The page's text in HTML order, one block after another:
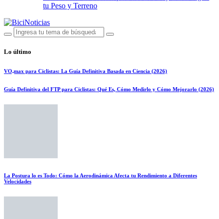
tu Peso y Terreno
Lo último
VO₂max para Ciclistas: La Guía Definitiva Basada en Ciencia (2026)
Guía Definitiva del FTP para Ciclistas: Qué Es, Cómo Medirlo y Cómo Mejorarlo (2026)
La Postura lo es Todo: Cómo la Aerodinámica Afecta tu Rendimiento a Diferentes
Velocidades